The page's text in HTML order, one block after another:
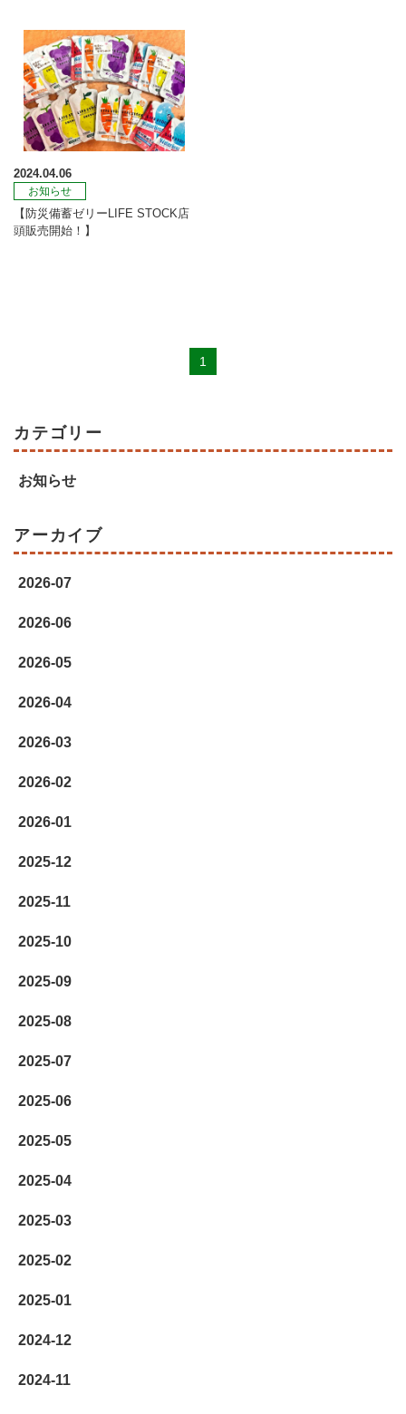
2024.04.06
お知らせ
【防災備蓄ゼリーLIFE STOCK店
頭販売開始！】
1
カテゴリー
お知らせ
アーカイブ
2026-07
2026-06
2026-05
2026-04
2026-03
2026-02
2026-01
2025-12
2025-11
2025-10
2025-09
2025-08
2025-07
2025-06
2025-05
2025-04
2025-03
2025-02
2025-01
2024-12
2024-11